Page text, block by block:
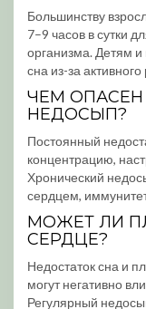
Большинству
7–9 часов в сутки
организма. Детям
сна из-за
ЧЕМ
НЕДОСЫП?
Постоянный
концентрацию,
Хронический
сердцем,
МОЖЕТ ЛИ
СЕРДЦЕ?
Недостаток сна и
могут негативно
Регулярный